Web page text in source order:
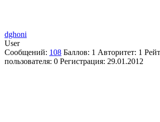
dghoni
User
Сообщений: 108 Баллов: 1 Авторитет: 1
пользователя: 0 Регистрация: 29.01.2012